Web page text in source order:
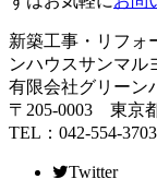
新築工事・リフォ
ンハウスサンマル
有限会社グリーン
〒205-0003 東京
TEL：042-554-
Twitter